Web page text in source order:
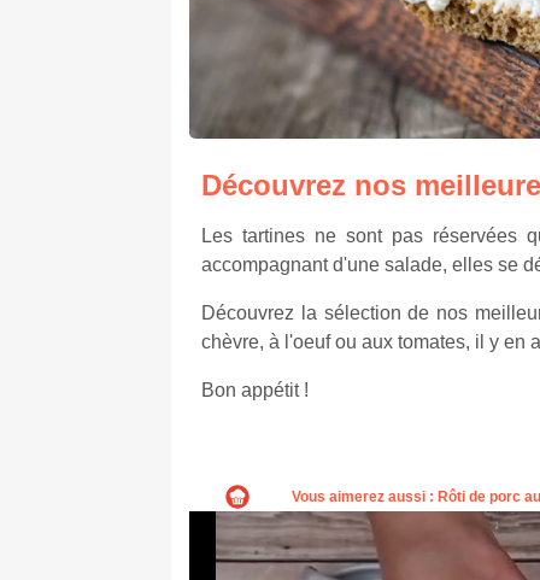
Découvrez nos
Les tartines ne sont pas réservées
accompagnant d'une salade, elles se
Découvrez la sélection de nos
chèvre, à l'oeuf ou aux tomates, il y en
Bon appétit !